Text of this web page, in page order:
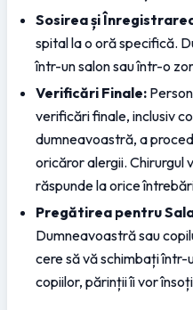
Sosirea și
spital la o oră specifică.
într-un salon sau într-o
Verificări Finale:
verificări finale, inclusiv
dumneavoastră, a
oricăror alergii. Chirurgul
răspunde la orice
Pregătirea pentru
Dumneavoastră sau
cere să vă schimbați într-
copiilor, părinții îi vor